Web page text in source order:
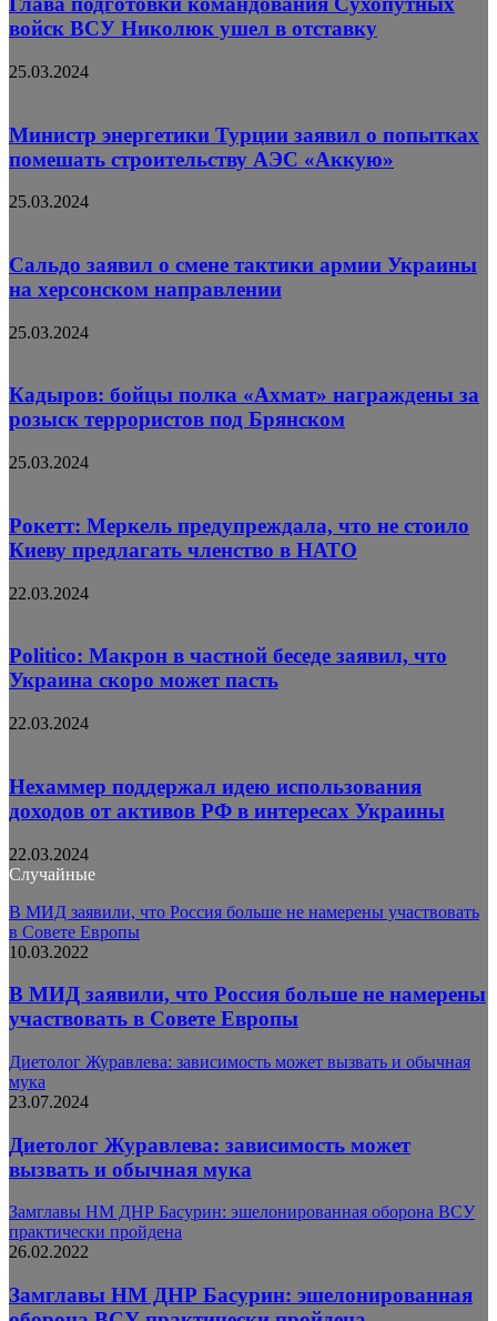
войск ВСУ Николюк ушел в отставку
25.03.2024
Министр энергетики Турции заявил о попытках
помешать строительству АЭС «Аккую»
25.03.2024
Сальдо заявил о смене тактики армии Украины
на херсонском направлении
25.03.2024
Кадыров: бойцы полка «Ахмат» награждены за
розыск террористов под Брянском
25.03.2024
Рокетт: Меркель предупреждала, что не стоило
Киеву предлагать членство в НАТО
22.03.2024
Politico: Макрон в частной беседе заявил, что
Украина скоро может пасть
22.03.2024
Нехаммер поддержал идею использования
доходов от активов РФ в интересах Украины
22.03.2024
Случайные
В МИД заявили, что Россия больше не намерены участвовать
в Совете Европы
10.03.2022
В МИД заявили, что Россия больше не намерены
участвовать в Совете Европы
Диетолог Журавлева: зависимость может вызвать и обычная
мука
23.07.2024
Диетолог Журавлева: зависимость может
вызвать и обычная мука
Замглавы НМ ДНР Басурин: эшелонированная оборона ВСУ
практически пройдена
26.02.2022
Замглавы НМ ДНР Басурин: эшелонированная